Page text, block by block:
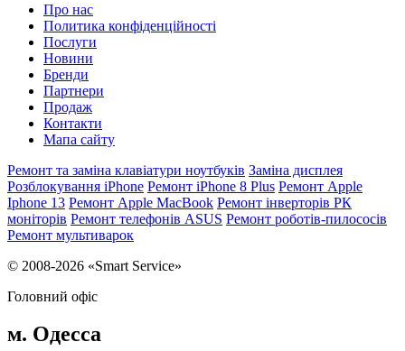
Про нас
Политика конфіденційності
Послуги
Новини
Бренди
Партнери
Продаж
Контакти
Мапа сайту
Ремонт та заміна клавіатури ноутбуків Заміна дисплея
Розблокування iPhone Ремонт iPhone 8 Plus Ремонт Apple
Iphone 13 Ремонт Apple MacBook Ремонт інверторів РК
моніторів Ремонт телефонів ASUS Ремонт роботів-пилососів
Ремонт мультиварок
© 2008-2026 «Smart Service»
Головний офіс
м. Одесса